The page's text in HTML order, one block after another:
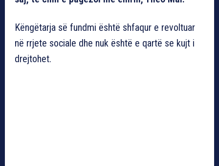
Këngëtarja së fundmi është shfaqur e revoltuar
në rrjete sociale dhe nuk është e qartë se kujt i
drejtohet.